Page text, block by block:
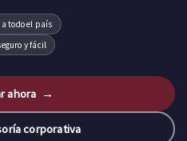
todo el país
y fácil
ahora →
corporativa